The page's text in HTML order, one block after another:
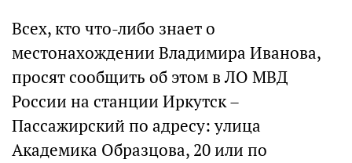
Всех, кто что-либо знает о
местонахождении Владимира Иванова,
просят сообщить об этом в ЛО МВД
России на станции Иркутск –
Пассажирский по адресу: улица
Академика Образцова, 20 или по